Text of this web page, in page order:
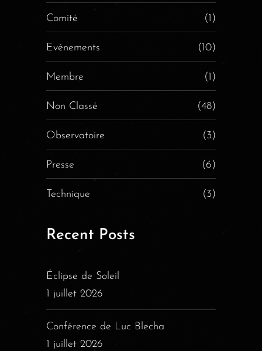
Comité (1)
Evénements (10)
Membre (1)
Non Classé (48)
Observatoire (3)
Presse (6)
Technique (3)
Recent Posts
Éclipse de Soleil
1 juillet 2026
Conférence de Luc Blecha
1 juillet 2026